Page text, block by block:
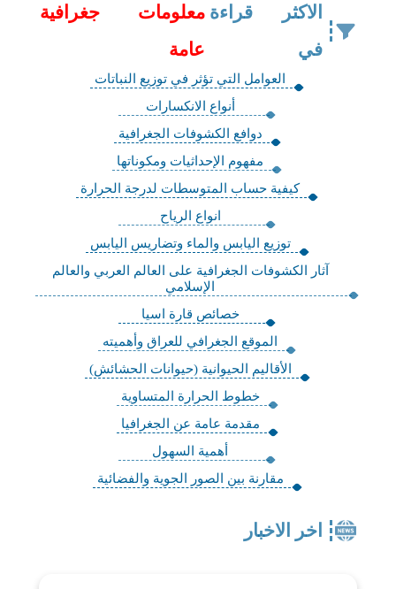
الاكثر قراءة
في
معلومات جغرافية
عامة
العوامل التي تؤثر في توزيع النباتات
أنواع الانكسارات
دوافع الكشوفات الجغرافية
مفهوم الإحداثيات ومكوناتها
كيفية حساب المتوسطات لدرجة الحرارة
انواع الرياح
توزيع اليابس والماء وتضاريس اليابس
آثار الكشوفات الجغرافية على العالم العربي والعالم
الإسلامي
خصائص قارة اسيا
الموقع الجغرافي للعراق وأهميته
الأقاليم الحيوانية (حيوانات الحشائش)
خطوط الحرارة المتساوية
مقدمة عامة عن الجغرافيا
أهمية السهول
مقارنة بين الصور الجوية والفضائية
اخر الاخبار